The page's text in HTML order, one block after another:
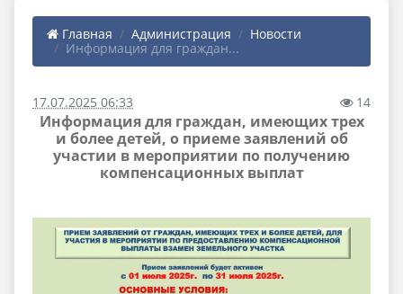
Главная Администрация
Новости
Информация для граждан...
17.07.2025 06:33 14
Информация для граждан, имеющих трех
и более детей, о приеме заявлений об
участии в мероприятии по получению
компенсационных выплат